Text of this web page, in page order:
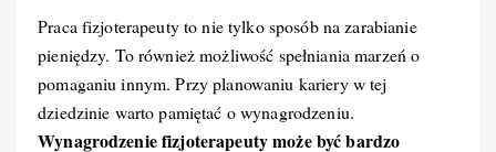
Praca fizjoterapeuty to nie tylko sposób na zarabianie
pieniędzy. To również możliwość spełniania marzeń o
pomaganiu innym. Przy planowaniu kariery w tej
dziedzinie warto pamiętać o wynagrodzeniu.
Wynagrodzenie fizjoterapeuty może być bardzo